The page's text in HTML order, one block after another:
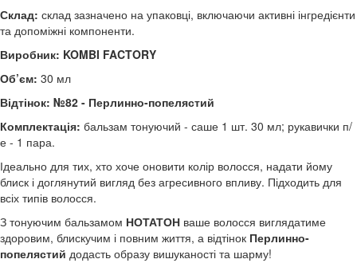
Склад: склад зазначено на упаковці, включаючи активні інгредієнти
та допоміжні компоненти.
Виробник: KOMBI FACTORY
Об’єм: 30 мл
Відтінок: №82 - Перлинно-попелястий
Комплектація: бальзам тонуючий - саше 1 шт. 30 мл; рукавички п/
е - 1 пара.
Ідеально для тих, хто хоче оновити колір волосся, надати йому
блиск і доглянутий вигляд без агресивного впливу. Підходить для
всіх типів волосся.
З тонуючим бальзамом НОТАТОН ваше волосся виглядатиме
здоровим, блискучим і повним життя, а відтінок Перлинно-
попелястий додасть образу вишуканості та шарму!